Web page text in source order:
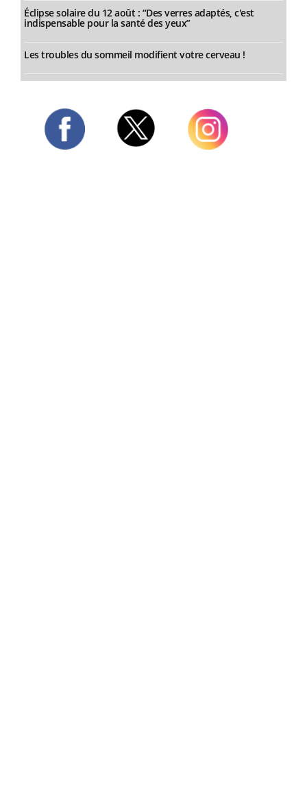
Éclipse solaire du 12 août : “Des verres adaptés, c'est
indispensable pour la santé des yeux”
Les troubles du sommeil modifient votre cerveau !